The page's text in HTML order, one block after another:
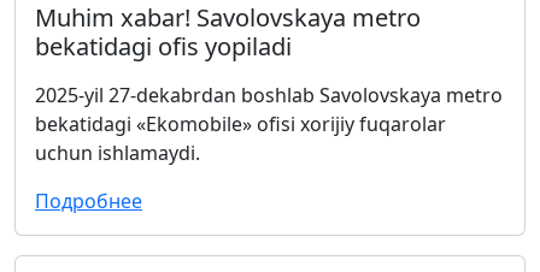
Muhim xabar! Savolovskaya metro
bekatidagi ofis yopiladi
2025-yil 27-dekabrdan boshlab Savolovskaya metro
bekatidagi «Ekomobile» ofisi xorijiy fuqarolar
uchun ishlamaydi.
Подробнее